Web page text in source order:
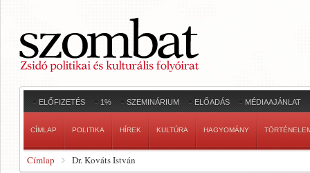
ELŐFIZETÉS 1% SZEMINÁRIUM ELŐADÁS MÉDIAAJÁNLAT
CÍMLAP POLITIKA HÍREK KULTÚRA HAGYOMÁNY
Címlap Dr. Kováts István